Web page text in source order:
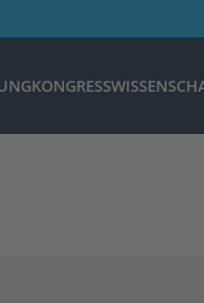
KONGRESS